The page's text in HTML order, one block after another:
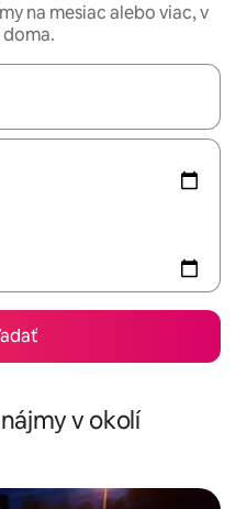
na mesiac alebo viac, v
môžete si ich prechádzať
v okolí